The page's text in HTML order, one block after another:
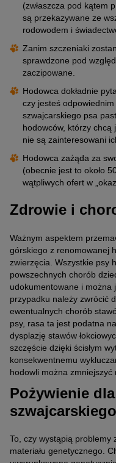
(zwłaszcza pod kątem
są przekazywane ze
rodowodem i
Zanim szczeniaki
sprawdzone pod
zaczipowane.
Hodowca dokładnie
czy jesteś
szwajcarskiego psa
hodowców, którzy chcą
nie są zainteresowani
Hodowca zażąda za
(obecnie jest to około
wątpliwych ofert w
Zdrowie i
Ważnym aspektem
górskiego z renomowanej
zwierzęcia. Wszystkie psy
powszechnych chorób
udokumentowane i można
przypadku należy zwrócić
ewentualnych chorób
psy, rasa ta jest podatna
dysplazję stawów
szczęście dzięki ścisłym
konsekwentnemu
hodowli można zmniejszyć
Pożywienie
To, czy wystąpią problemy
materiału genetycznego.